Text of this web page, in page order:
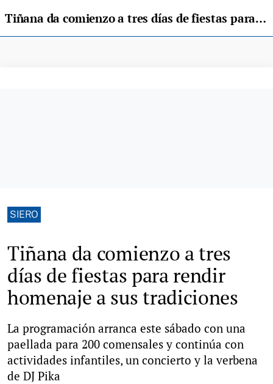
Tiñana da comienzo a tres días de fiestas para rendir homenaje a sus tradiciones
SIERO
Tiñana da comienzo a tres
días de fiestas para rendir
homenaje a sus tradiciones
La programación arranca este sábado con una
paellada para 200 comensales y continúa con
actividades infantiles, un concierto y la verbena
de DJ Pika